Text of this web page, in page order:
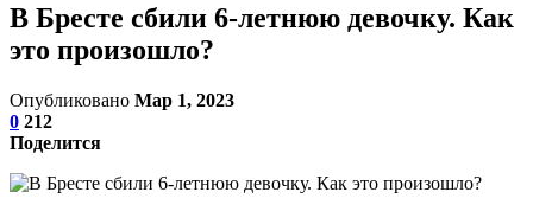
В Бресте сбили 6-летнюю девочку. Как
это произошло?
Опубликовано Мар 1, 2023
0 212
Поделится